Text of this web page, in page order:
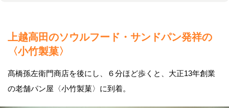
上越高田のソウルフード・サンドパン発祥の
〈小竹製菓〉
髙橋孫左衛門商店を後にし、６分ほど歩くと、大正13年創業
の老舗パン屋〈小竹製菓〉に到着。